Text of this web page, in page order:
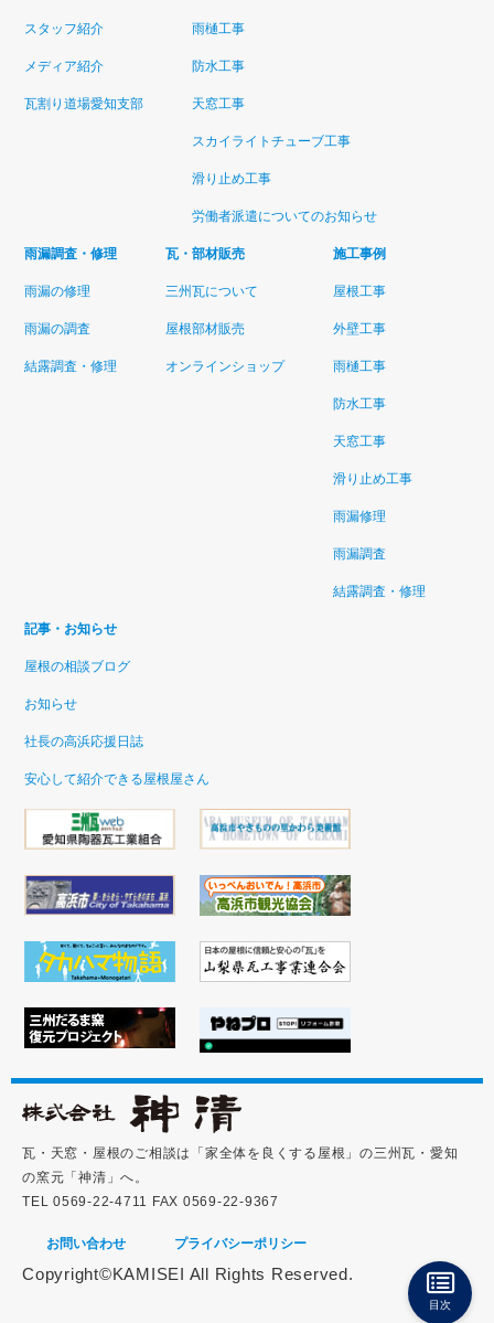
スタッフ紹介
メディア紹介
瓦割り道場愛知支部
雨樋工事
防水工事
天窓工事
スカイライトチューブ工事
滑り止め工事
労働者派遣についてのお知らせ
雨漏調査・修理
雨漏の修理
雨漏の調査
結露調査・修理
瓦・部材販売
三州瓦について
屋根部材販売
オンラインショップ
施工事例
屋根工事
外壁工事
雨樋工事
防水工事
天窓工事
滑り止め工事
雨漏修理
雨漏調査
結露調査・修理
記事・お知らせ
屋根の相談ブログ
お知らせ
社長の高浜応援日誌
安心して紹介できる屋根屋さん
瓦・天窓・屋根のご相談は「家全体を良くする屋根」の三州瓦・愛知
の窯元「神清」へ。
TEL 0569-22-4711 FAX 0569-22-9367
お問い合わせ プライバシーポリシー
Copyright©KAMISEI All Rights Reserved.
目次